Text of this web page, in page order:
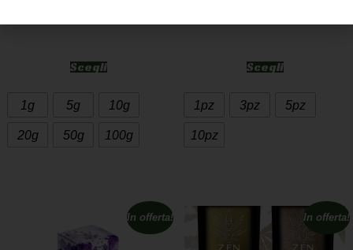
Scegli
1g 5g 10g
20g 50g 100g
Scegli
1pz 3pz 5pz
10pz
In offerta! In offerta!